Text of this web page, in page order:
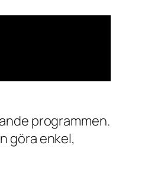
programmen.
göra enkel,